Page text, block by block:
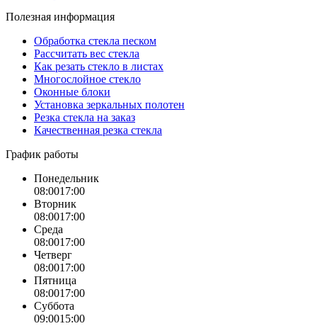
Полезная информация
Обработка стекла песком
Рассчитать вес стекла
Как резать стекло в листах
Многослойное стекло
Оконные блоки
Установка зеркальных полотен
Резка стекла на заказ
Качественная резка стекла
График работы
Понедельник
08:0017:00
Вторник
08:0017:00
Среда
08:0017:00
Четверг
08:0017:00
Пятница
08:0017:00
Суббота
09:0015:00